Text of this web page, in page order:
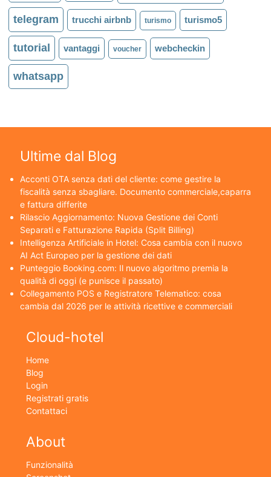
telegram trucchi airbnb turismo turismo5
tutorial vantaggi voucher webcheckin
whatsapp
Ultime dal Blog
Acconti OTA senza dati del cliente: come gestire la
fiscalità senza sbagliare. Documento commerciale,caparra
e fattura differite
Rilascio Aggiornamento: Nuova Gestione dei Conti
Separati e Fatturazione Rapida (Split Billing)
Intelligenza Artificiale in Hotel: Cosa cambia con il nuovo
AI Act Europeo per la gestione dei dati
Punteggio Booking.com: Il nuovo algoritmo premia la
qualità di oggi (e punisce il passato)
Collegamento POS e Registratore Telematico: cosa
cambia dal 2026 per le attività ricettive e commerciali
Cloud-hotel
Home
Blog
Login
Registrati gratis
Contattaci
About
Funzionalità